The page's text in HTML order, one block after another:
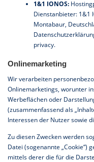
1&1 IONOS:
Dienstanbieter: 1&1
Montabaur,
privacy.
Onlinemarketing
Wir verarbeiten
Onlinemarketings, worunter
Werbeflächen oder
(zusammenfassend als
Interessen der Nutzer sowie
Zu diesen Zwecken werden
Datei (sogenannte „Cookie“)
mittels derer die für die